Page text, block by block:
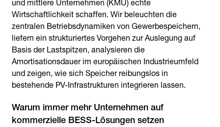
und mittlere Unternehmen (KMU) echte
Wirtschaftlichkeit schaffen. Wir beleuchten die
zentralen Betriebsdynamiken von Gewerbespeichern,
liefern ein strukturiertes Vorgehen zur Auslegung auf
Basis der Lastspitzen, analysieren die
Amortisationsdauer im europäischen Industrieumfeld
und zeigen, wie sich Speicher reibungslos in
bestehende PV-Infrastrukturen integrieren lassen.
Warum immer mehr Unternehmen auf